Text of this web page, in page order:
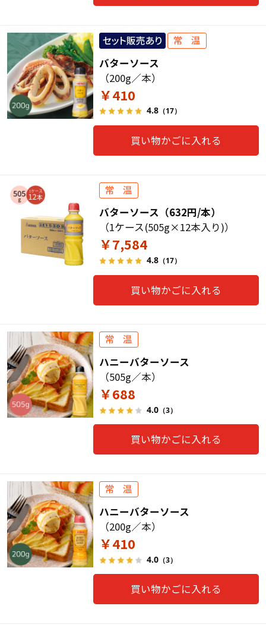
バターソース
（200g／本）
￥410
4.8（17）
買い物かごに入れる
バターソース（632円/本）
（1ケース(505g×12本入り)）
￥7,584
4.8（17）
買い物かごに入れる
ハニーバターソース
（505g／本）
￥688
4.0（3）
買い物かごに入れる
ハニーバターソース
（200g／本）
￥410
4.0（3）
買い物かごに入れる